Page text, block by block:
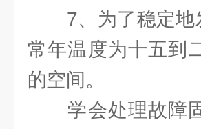
7、为了稳定地
常年温度为十五到
的空间。
学会处理故障固